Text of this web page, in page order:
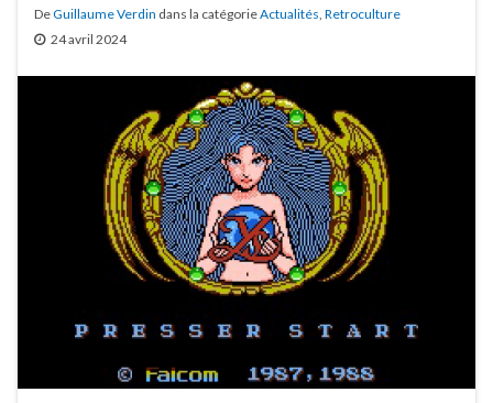
DeGuillaume Verdin dans la catégorieActualités Retroculture
24 avril 2024